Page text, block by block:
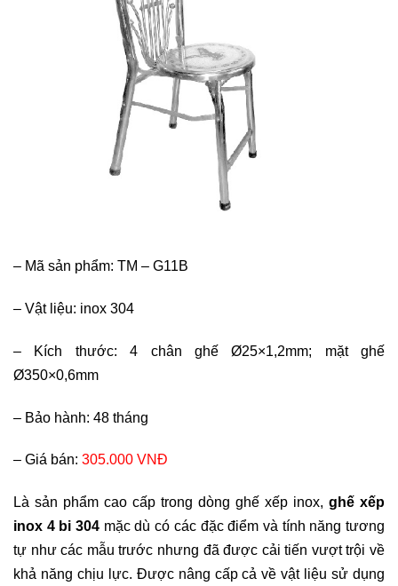
– Mã sản phẩm: TM – G11B
– Vật liệu: inox 304
– Kích thước: 4 chân ghế Ø25×1,2mm; mặt ghế
Ø350×0,6mm
– Bảo hành: 48 tháng
– Giá bán: 305.000 VNĐ
Là sản phẩm cao cấp trong dòng ghế xếp inox, ghế xếp
inox 4 bi 304 mặc dù có các đặc điểm và tính năng tương
tự như các mẫu trước nhưng đã được cải tiến vượt trội về
khả năng chịu lực. Được nâng cấp cả về vật liệu sử dụng